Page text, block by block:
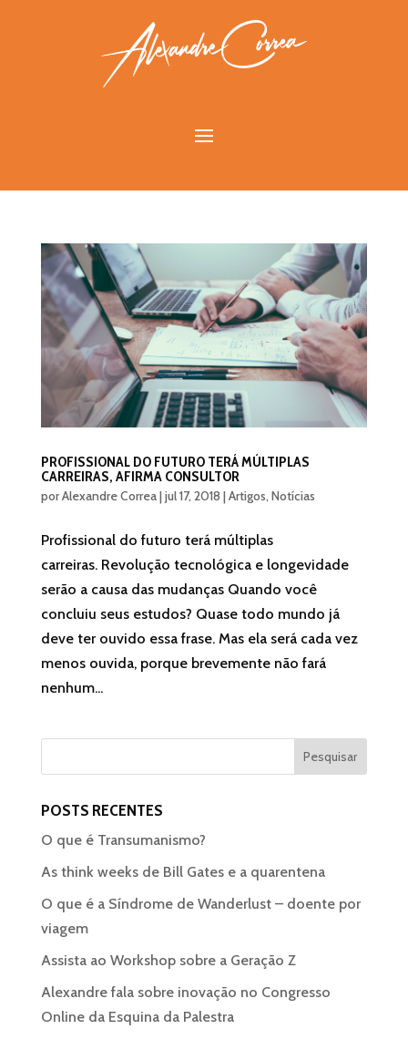
PROFISSIONAL DO FUTURO TERÁ MÚLTIPLAS
CARREIRAS, AFIRMA CONSULTOR
porAlexandre Correa|jul 17, 2018 |Artigos,Notícias
Profissional do futuro terá múltiplas
carreiras. Revolução tecnológica e longevidade
serão a causa das mudanças Quando você
concluiu seus estudos? Quase todo mundo já
deve ter ouvido essa frase. Mas ela será cada vez
menos ouvida, porque brevemente não fará
nenhum...
POSTS RECENTES
O que é Transumanismo?
As think weeks de Bill Gates e a quarentena
O que é a Síndrome de Wanderlust – doente por
viagem
Assista ao Workshop sobre a Geração Z
Alexandre fala sobre inovação no Congresso
Online da Esquina da Palestra